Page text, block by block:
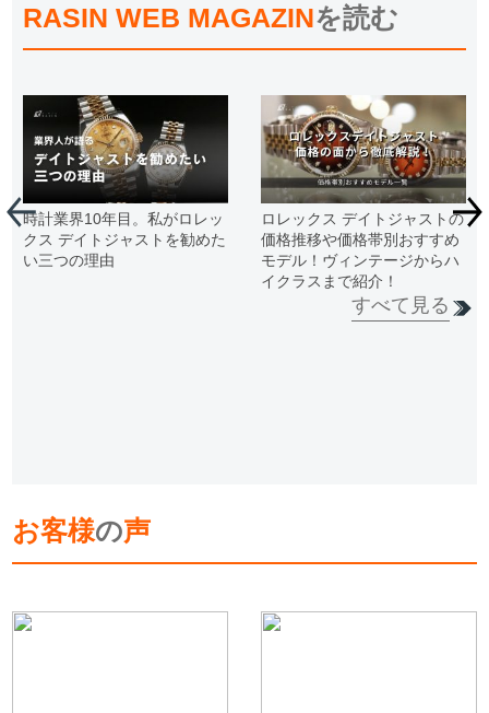
RASIN WEB MAGAZINを読む
時計業界10年目。私がロレッ
クス デイトジャストを勧めた
い三つの理由
ロレックス デイトジャストの
価格推移や価格帯別おすすめ
モデル！ヴィンテージからハ
イクラスまで紹介！
すべて見る
お客様の声